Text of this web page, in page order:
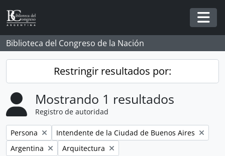
Skip to main content
Biblioteca del Congreso de la Nación
Restringir resultados por:
Mostrando 1 resultados
Registro de autoridad
Remove filter:
Persona Remove filter:
Intendente de la Ciudad de Buenos Aires
Remove filter:
Argentina Remove filter:
Arquitectura